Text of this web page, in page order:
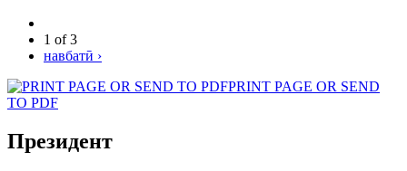
1 of 3
навбатӣ ›
PRINT PAGE OR SEND
TO PDF
Президент